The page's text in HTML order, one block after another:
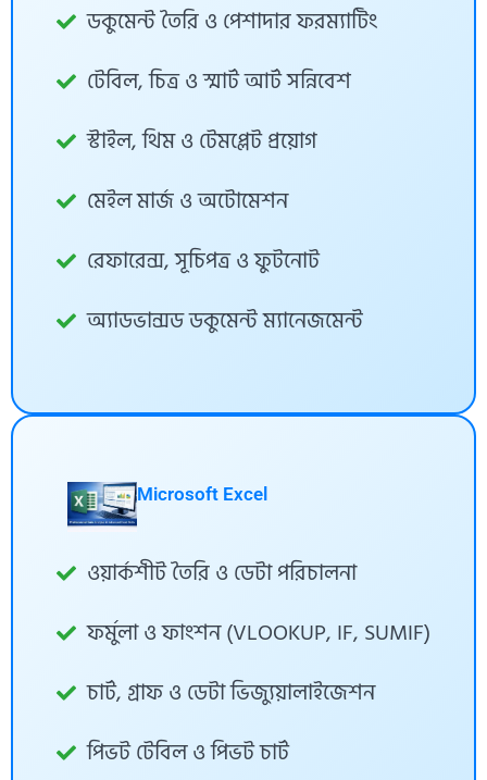
ডকুমেন্ট তৈরি ও পেশাদার ফরম্যাটিং
টেবিল, চিত্র ও স্মার্ট আর্ট সন্নিবেশ
স্টাইল, থিম ও টেমপ্লেট প্রয়োগ
মেইল মার্জ ও অটোমেশন
রেফারেন্স, সূচিপত্র ও ফুটনোট
অ্যাডভান্সড ডকুমেন্ট ম্যানেজমেন্ট
Microsoft Excel
ওয়ার্কশীট তৈরি ও ডেটা পরিচালনা
ফর্মুলা ও ফাংশন (VLOOKUP, IF, SUMIF)
চার্ট, গ্রাফ ও ডেটা ভিজ্যুয়ালাইজেশন
পিভট টেবিল ও পিভট চার্ট